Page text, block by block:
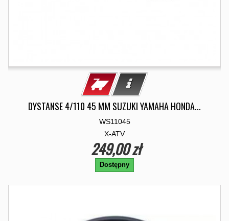
DYSTANSE 4/110 45 MM SUZUKI YAMAHA HONDA...
WS11045
X-ATV
249,00 zł
Dostępny